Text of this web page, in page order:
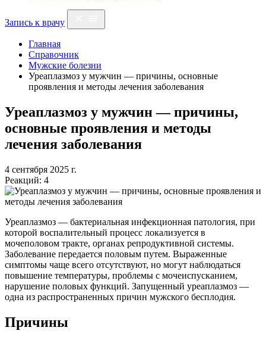
Запись к врачу
Главная
Справочник
Мужские болезни
Уреаплазмоз у мужчин — причины, основные
проявления и методы лечения заболевания
Уреаплазмоз у мужчин — причины,
основные проявления и методы
лечения заболевания
4 сентября 2025 г.
Реакций: 4
Уреаплазмоз — бактериальная инфекционная патология, при
которой воспалительный процесс локализуется в
мочеполовом тракте, органах репродуктивной системы.
Заболевание передается половым путем. Выраженные
симптомы чаще всего отсутствуют, но могут наблюдаться
повышение температуры, проблемы с мочеиспусканием,
нарушение половых функций. Запущенный уреаплазмоз —
одна из распространенных причин мужского бесплодия.
Причины